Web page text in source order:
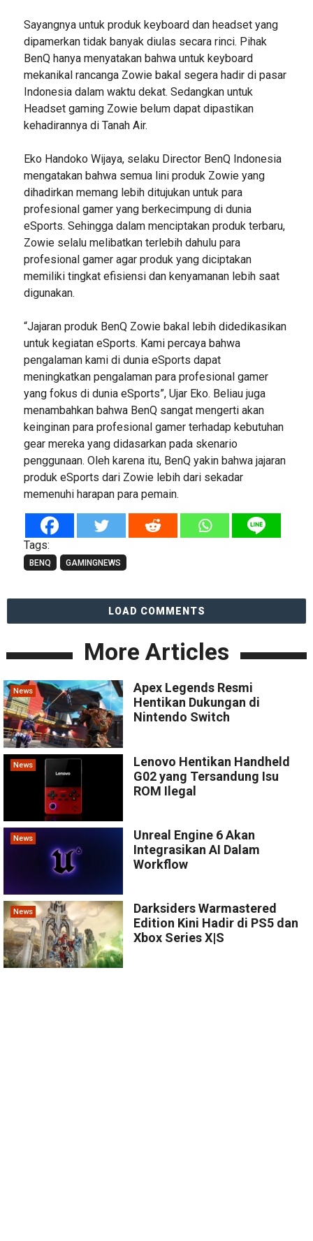
Sayangnya untuk produk keyboard dan headset yang
dipamerkan tidak banyak diulas secara rinci. Pihak
BenQ hanya menyatakan bahwa untuk keyboard
mekanikal rancanga Zowie bakal segera hadir di pasar
Indonesia dalam waktu dekat. Sedangkan untuk
Headset gaming Zowie belum dapat dipastikan
kehadirannya di Tanah Air.
Eko Handoko Wijaya, selaku Director BenQ Indonesia
mengatakan bahwa semua lini produk Zowie yang
dihadirkan memang lebih ditujukan untuk para
profesional gamer yang berkecimpung di dunia
eSports. Sehingga dalam menciptakan produk terbaru,
Zowie selalu melibatkan terlebih dahulu para
profesional gamer agar produk yang diciptakan
memiliki tingkat efisiensi dan kenyamanan lebih saat
digunakan.
“Jajaran produk BenQ Zowie bakal lebih didedikasikan
untuk kegiatan eSports. Kami percaya bahwa
pengalaman kami di dunia eSports dapat
meningkatkan pengalaman para profesional gamer
yang fokus di dunia eSports”, Ujar Eko. Beliau juga
menambahkan bahwa BenQ sangat mengerti akan
keinginan para profesional gamer terhadap kebutuhan
gear mereka yang didasarkan pada skenario
penggunaan. Oleh karena itu, BenQ yakin bahwa jajaran
produk eSports dari Zowie lebih dari sekadar
memenuhi harapan para pemain.
Tags:
BENQ GAMINGNEWS
LOAD COMMENTS
More Articles
News
Apex Legends Resmi
Hentikan Dukungan di
Nintendo Switch
News
Lenovo Hentikan Handheld
G02 yang Tersandung Isu
ROM Ilegal
News
Unreal Engine 6 Akan
Integrasikan AI Dalam
Workflow
News
Darksiders Warmastered
Edition Kini Hadir di PS5 dan
Xbox Series X|S